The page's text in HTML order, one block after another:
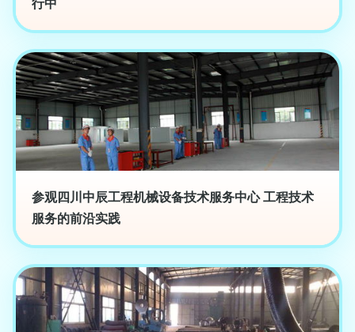
行中
参观四川中辰工程机械设备技术服务中心 工程技术
服务的前沿实践